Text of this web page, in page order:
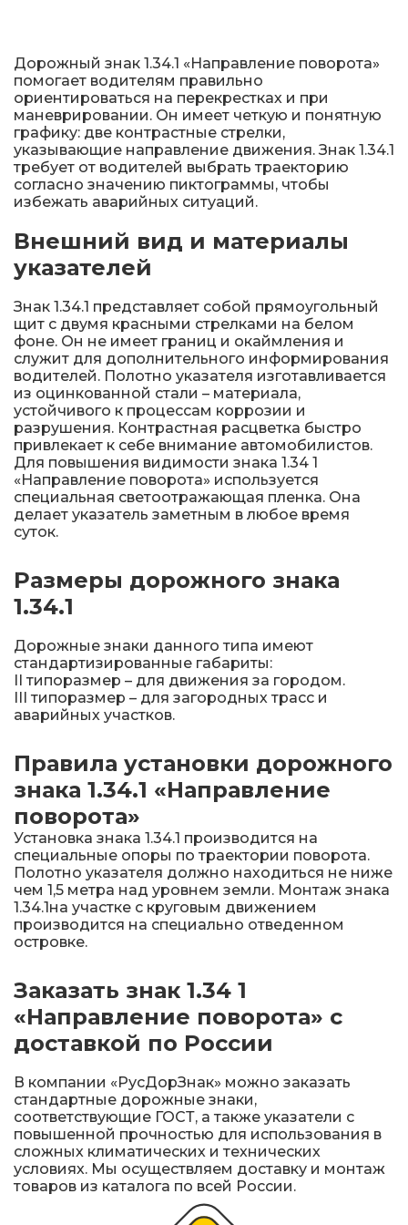
Светофоры
Светодиодные светофоры T7
Мобильные сигнальные строительные
ограждения
Материалы для дорожной разметки
Знаки магистральных газопроводов
Дорожное оборудование
Железнодорожные путевые знаки
Прочее
Дорожный знак 1.34.1 «Направление поворота»
помогает водителям правильно
ориентироваться на перекрестках и при
маневрировании. Он имеет четкую и понятную
графику: две контрастные стрелки,
указывающие направление движения. Знак 1.34.1
требует от водителей выбрать траекторию
согласно значению пиктограммы, чтобы
избежать аварийных ситуаций.
Внешний вид и материалы
указателей
Знак 1.34.1 представляет собой прямоугольный
щит с двумя красными стрелками на белом
фоне. Он не имеет границ и окаймления и
служит для дополнительного информирования
водителей. Полотно указателя изготавливается
из оцинкованной стали – материала,
устойчивого к процессам коррозии и
разрушения. Контрастная расцветка быстро
привлекает к себе внимание автомобилистов.
Для повышения видимости знака 1.34 1
«Направление поворота» используется
специальная светоотражающая пленка. Она
делает указатель заметным в любое время
суток.
Размеры дорожного знака
1.34.1
Дорожные знаки данного типа имеют
стандартизированные габариты:
II типоразмер – для движения за городом.
III типоразмер – для загородных трасс и
аварийных участков.
Правила установки дорожного
знака 1.34.1 «Направление
поворота»
Установка знака 1.34.1 производится на
специальные опоры по траектории поворота.
Полотно указателя должно находиться не ниже
чем 1,5 метра над уровнем земли. Монтаж знака
1.34.1на участке с круговым движением
производится на специально отведенном
островке.
Заказать знак 1.34 1
«Направление поворота» с
доставкой по России
В компании «РусДорЗнак» можно заказать
стандартные дорожные знаки,
соответствующие ГОСТ, а также указатели с
повышенной прочностью для использования в
сложных климатических и технических
условиях. Мы осуществляем доставку и монтаж
товаров из каталога по всей России.